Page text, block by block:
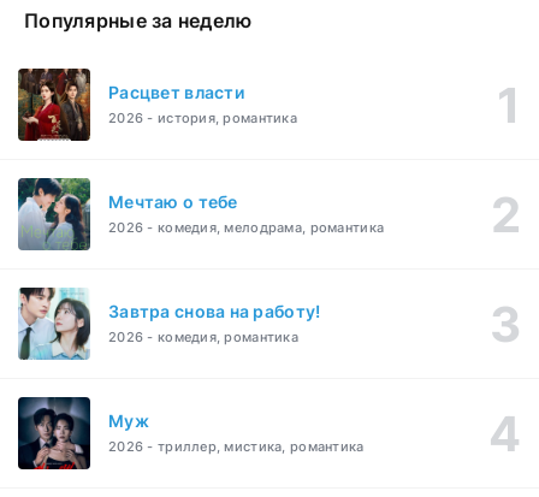
Популярные за неделю
Расцвет власти
2026 - история, романтика
Мечтаю о тебе
2026 - комедия, мелодрама, романтика
Завтра снова на работу!
2026 - комедия, романтика
Муж
2026 - триллер, мистика, романтика